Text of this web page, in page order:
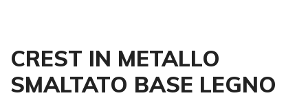
CREST IN METALLO
SMALTATO BASE LEGNO